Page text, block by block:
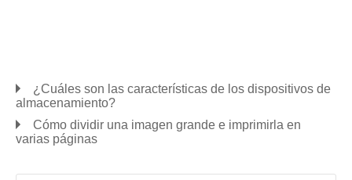
¿Cuáles son las características de los dispositivos de
almacenamiento?
Cómo dividir una imagen grande e imprimirla en
varias páginas